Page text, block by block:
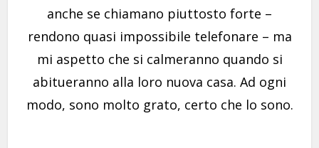
anche se chiamano piuttosto forte –
rendono quasi impossibile telefonare – ma
mi aspetto che si calmeranno quando si
abitueranno alla loro nuova casa. Ad ogni
modo, sono molto grato, certo che lo sono.